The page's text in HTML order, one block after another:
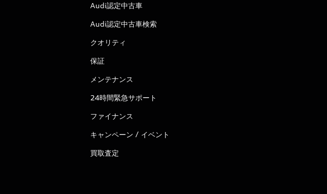
Audi認定中古車
Audi認定中古車検索
クオリティ
保証
メンテナンス
24時間緊急サポート
ファイナンス
キャンペーン / イベント
買取査定